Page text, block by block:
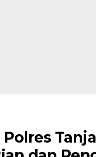
Polres